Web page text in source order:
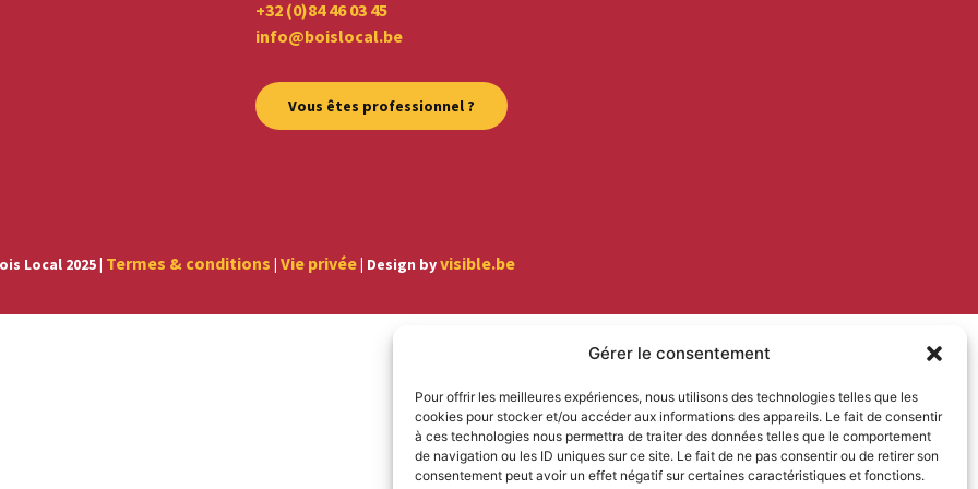
Gérer le consentement
Pour offrir les meilleures expériences, nous utilisons des technologies telles que les
cookies pour stocker et/ou accéder aux informations des appareils. Le fait de consentir
à ces technologies nous permettra de traiter des données telles que le comportement
de navigation ou les ID uniques sur ce site. Le fait de ne pas consentir ou de retirer son
consentement peut avoir un effet négatif sur certaines caractéristiques et fonctions.
+32 (0)84 46 03 45
info@boislocal.be
Vous êtes professionnel ?
Local 2025 | Termes & conditions | Vie privée| Design byvisible.be